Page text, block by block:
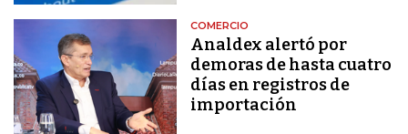
COMERCIO
Analdex alertó por
demoras de hasta cuatro
días en registros de
importación